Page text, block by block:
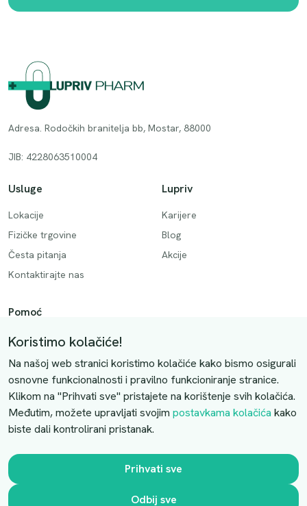
Adresa. Rodočkih branitelja bb, Mostar, 88000
JIB: 4228063510004
Usluge
Lokacije
Fizičke trgovine
Česta pitanja
Kontaktirajte nas
Lupriv
Karijere
Blog
Akcije
Pomoć
Način plaćanja
Dostava
Povrati i otkazivanje
Uslovi kupovine
Kontaktirajte nas
Slobodno nas kontaktirajte putem e-maila:
luprivpharm@luprivpharm.com
Koristimo kolačiće!
Na našoj web stranici koristimo kolačiće kako bismo osigurali
osnovne funkcionalnosti i pravilno funkcioniranje stranice.
Klikom na "Prihvati sve" pristajete na korištenje svih kolačića.
Međutim, možete upravljati svojim postavkama kolačića kako
biste dali kontrolirani pristanak.
Prihvati sve
Odbij sve